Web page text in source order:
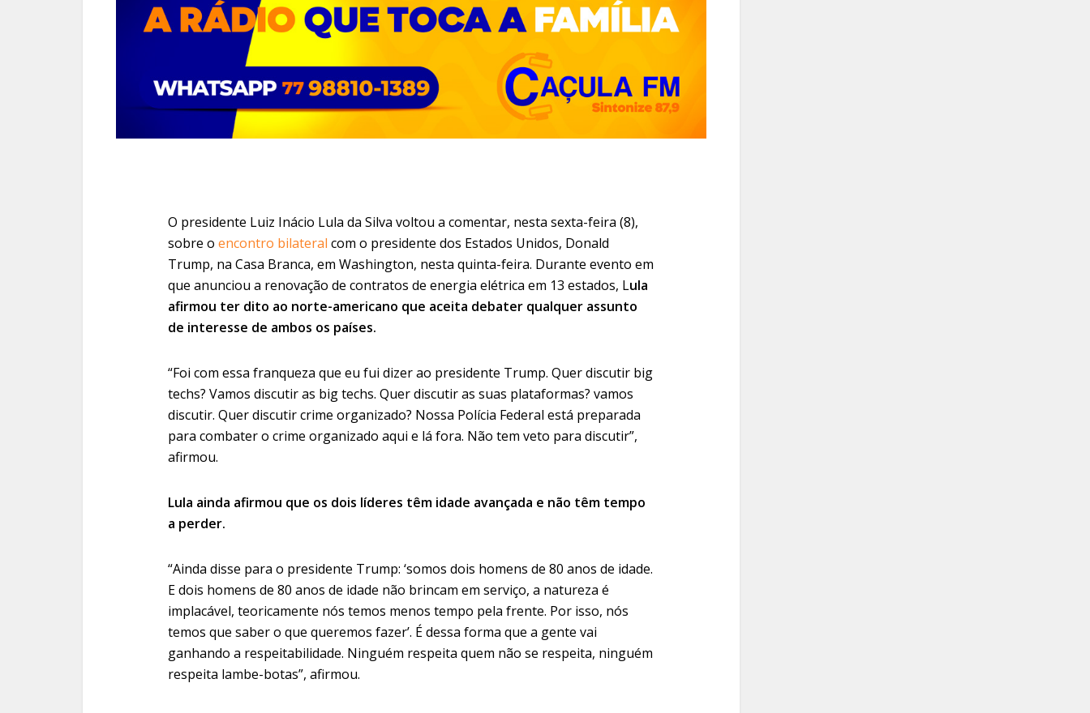
O presidente Luiz Inácio Lula da Silva voltou a comentar, nesta sexta-feira (8),
sobre o encontro bilateral com o presidente dos Estados Unidos, Donald
Trump, na Casa Branca, em Washington, nesta quinta-feira. Durante evento em
que anunciou a renovação de contratos de energia elétrica em 13 estados, Lula
afirmou ter dito ao norte-americano que aceita debater qualquer assunto
de interesse de ambos os países.
“Foi com essa franqueza que eu fui dizer ao presidente Trump. Quer discutir big
techs? Vamos discutir as big techs. Quer discutir as suas plataformas? vamos
discutir. Quer discutir crime organizado? Nossa Polícia Federal está preparada
para combater o crime organizado aqui e lá fora. Não tem veto para discutir”,
afirmou.
Lula ainda afirmou que os dois líderes têm idade avançada e não têm tempo
a perder.
“Ainda disse para o presidente Trump: ‘somos dois homens de 80 anos de idade.
E dois homens de 80 anos de idade não brincam em serviço, a natureza é
implacável, teoricamente nós temos menos tempo pela frente. Por isso, nós
temos que saber o que queremos fazer’. É dessa forma que a gente vai
ganhando a respeitabilidade. Ninguém respeita quem não se respeita, ninguém
respeita lambe-botas”, afirmou.